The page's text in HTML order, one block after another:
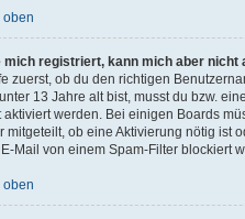
oben
mich registriert, kann mich aber nicht
zuerst, ob du den richtigen
13 Jahre alt bist, musst du bzw.
aktiviert werden. Bei einigen Boards
mitgeteilt, ob eine Aktivierung nötig ist
Mail von einem Spam-Filter blockiert
oben